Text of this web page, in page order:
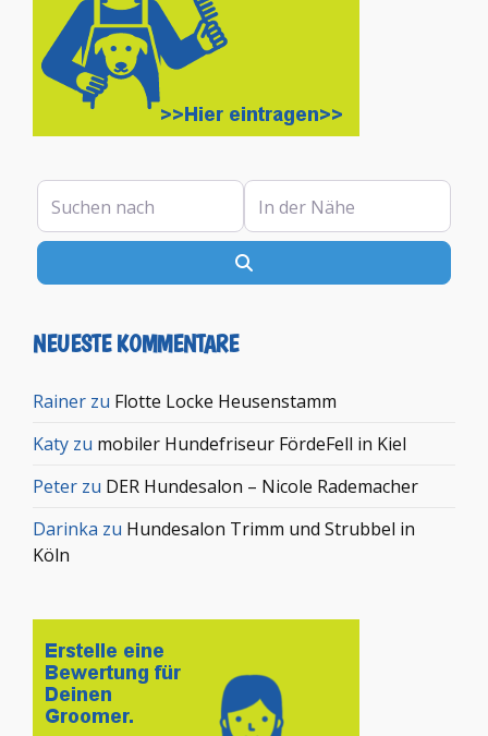
Suchen nach In der Nähe
NEUESTE KOMMENTARE
Rainer zu Flotte Locke Heusenstamm
Katy zu mobiler Hundefriseur FördeFell in Kiel
Peter zu DER Hundesalon – Nicole Rademacher
Darinka zu Hundesalon Trimm und Strubbel in
Köln